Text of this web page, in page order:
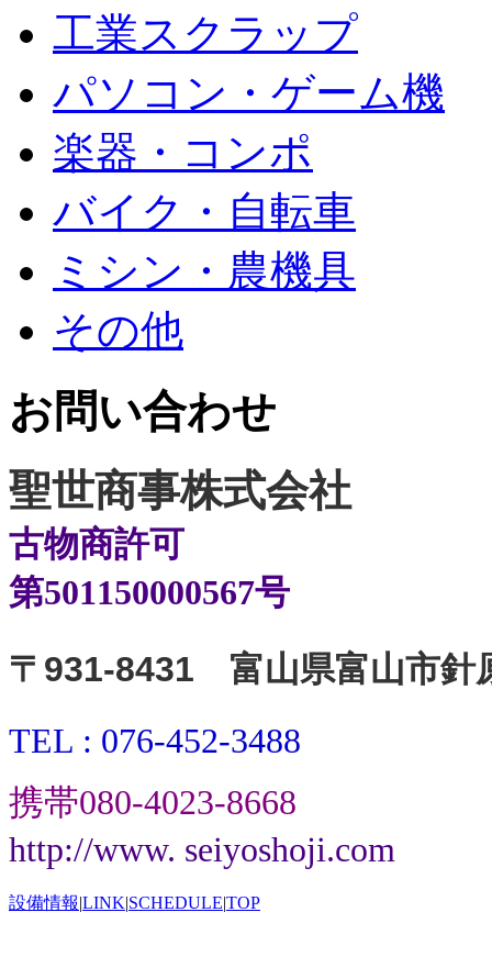
工業スクラップ
パソコン・ゲーム機
楽器・コンポ
バイク・自転車
ミシン・農機具
その他
お問い合わせ
聖世商事株式会社
古物商許可
第501150000567号
〒931-8431 富山県富山市針
TEL : 076-452-3488
携帯080-4023-8668
http://www. seiyoshoji.com
設備情報 LINK SCHEDULE TOP